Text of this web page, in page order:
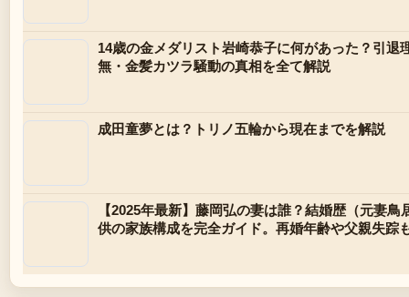
14歳の金メダリスト岩崎恭子に何があった？引退
無・金髪カツラ騒動の真相を全て解説
成田童夢とは？トリノ五輪から現在までを解説
【2025年最新】藤岡弘の妻は誰？結婚歴（元妻
供の家族構成を完全ガイド。再婚年齢や父親失踪